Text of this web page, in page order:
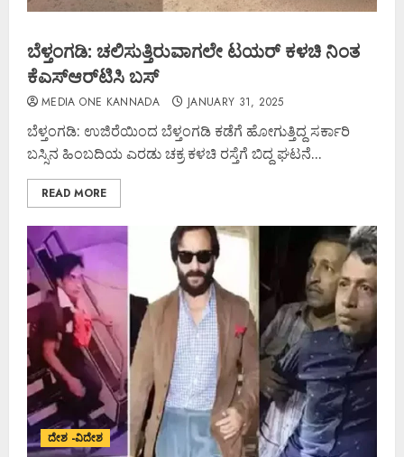
ಬೆಳ್ತಂಗಡಿ: ಚಲಿಸುತ್ತಿರುವಾಗಲೇ ಟಯರ್ ಕಳಚಿ ನಿಂತ
ಕೆಎಸ್‌ಆರ್‌ಟಿಸಿ ಬಸ್
MEDIA ONE KANNADA JANUARY 31, 2025
ಬೆಳ್ತಂಗಡಿ: ಉಜಿರೆಯಿಂದ ಬೆಳ್ತಂಗಡಿ ಕಡೆಗೆ ಹೋಗುತ್ತಿದ್ದ ಸರ್ಕಾರಿ
ಬಸ್ಸಿನ ಹಿಂಬದಿಯ ಎರಡು ಚಕ್ರ ಕಳಚಿ ರಸ್ತೆಗೆ ಬಿದ್ದ ಘಟನೆ...
READ MORE
ದೇಶ -ವಿದೇಶ